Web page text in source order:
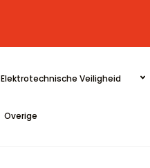
Elektrotechnische Veiligheid
Overige